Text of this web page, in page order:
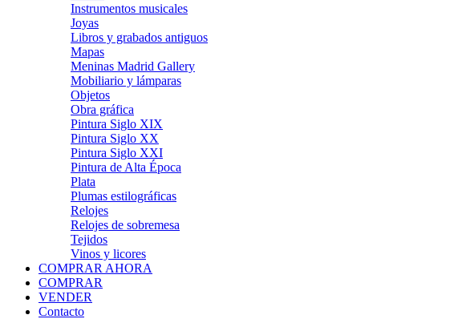
Instrumentos musicales
Joyas
Libros y grabados antiguos
Mapas
Meninas Madrid Gallery
Mobiliario y lámparas
Objetos
Obra gráfica
Pintura Siglo XIX
Pintura Siglo XX
Pintura Siglo XXI
Pintura de Alta Época
Plata
Plumas estilográficas
Relojes
Relojes de sobremesa
Tejidos
Vinos y licores
COMPRAR AHORA
COMPRAR
VENDER
Contacto